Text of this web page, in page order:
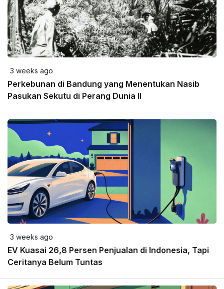
3 weeks ago
Perkebunan di Bandung yang Menentukan Nasib
Pasukan Sekutu di Perang Dunia II
3 weeks ago
EV Kuasai 26,8 Persen Penjualan di Indonesia, Tapi
Ceritanya Belum Tuntas